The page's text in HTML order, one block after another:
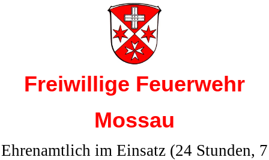
Freiwillige Feuerwehr
Mossau
Ehrenamtlich im Einsatz (24 Stunden, 7